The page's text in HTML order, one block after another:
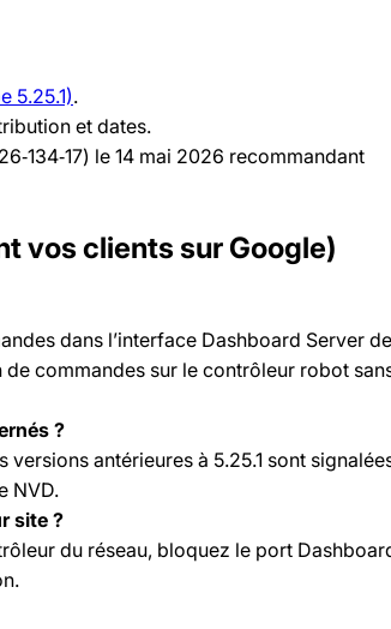
5.25.1).
et dates.
le 14 mai 2026 recommandant
vos clients sur Google)
dans l’interface Dashboard Server de
commandes sur le contrôleur robot
?
antérieures à 5.25.1 sont
NVD.
site ?
du réseau, bloquez le port